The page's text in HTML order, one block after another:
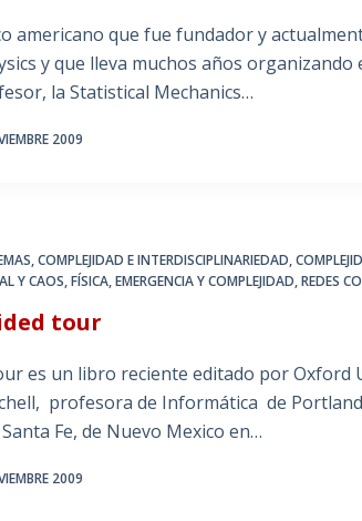
americano que fue fundador y
y que lleva muchos años
la Statistical Mechanics…
2009
,COMPLEJIDAD E INTERDISCIPLINARIEDAD,
Y CAOS,FÍSICA, EMERGENCIA Y COMPLEJIDAD,REDES
tour
es un libro reciente editado por Oxford
profesora de Informática de
Fe, de Nuevo Mexico en…
2009